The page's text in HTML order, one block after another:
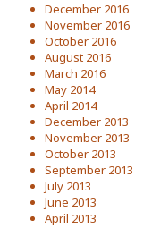
December 2016
November 2016
October 2016
August 2016
March 2016
May 2014
April 2014
December 2013
November 2013
October 2013
September 2013
July 2013
June 2013
April 2013